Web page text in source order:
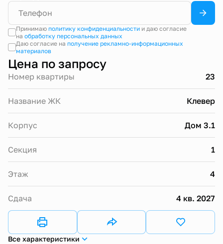
Принимаю политику конфиденциальностии даю согласие
на обработку персональных данных
Даю согласие на получение рекламно-информационных
материалов
Цена по запросу
Номер квартиры 23
Название ЖК Клевер
Корпус Дом 3.1
Секция 1
Этаж 4
Сдача 4 кв. 2027
Все характеристики